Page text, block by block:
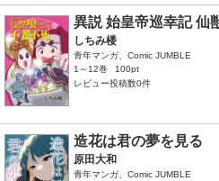
異説 始皇帝巡幸記 仙
しちみ楼
青年マンガ、Comic JUMBLE
1～12巻
100pt
レビュー投稿数0件
造花は君の夢を見る
原田大和
青年マンガ、Comic JUMBLE